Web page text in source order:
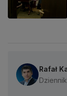
Rafał